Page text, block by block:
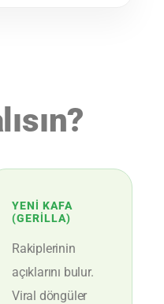
YENI KAFA
(GERILLA)
Rakiplerinin
açıklarını bulur.
Viral döngüler